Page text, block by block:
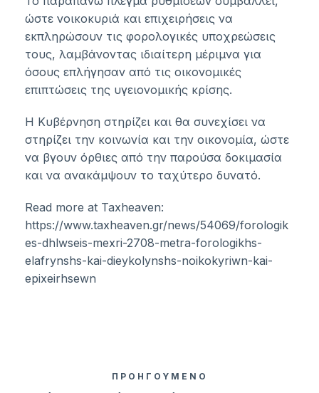
ώστε νοικοκυριά και επιχειρήσεις να
εκπληρώσουν τις φορολογικές υποχρεώσεις
τους, λαμβάνοντας ιδιαίτερη μέριμνα για
όσους επλήγησαν από τις οικονομικές
επιπτώσεις της υγειονομικής κρίσης.
Η Κυβέρνηση στηρίζει και θα συνεχίσει να
στηρίζει την κοινωνία και την οικονομία, ώστε
να βγουν όρθιες από την παρούσα δοκιμασία
και να ανακάμψουν το ταχύτερο δυνατό.
Read more at Taxheaven:
https://www.taxheaven.gr/news/54069/forologik
es-dhlwseis-mexri-2708-metra-forologikhs-
elafrynshs-kai-dieykolynshs-noikokyriwn-kai-
epixeirhsewn
ΠΡΟΗΓΟΥΜΕΝΟ